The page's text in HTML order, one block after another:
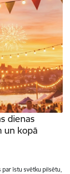
dienas
un kopā
par īstu svētku pilsētu,